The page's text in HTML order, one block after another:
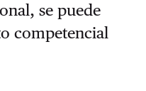
se puede
competencial